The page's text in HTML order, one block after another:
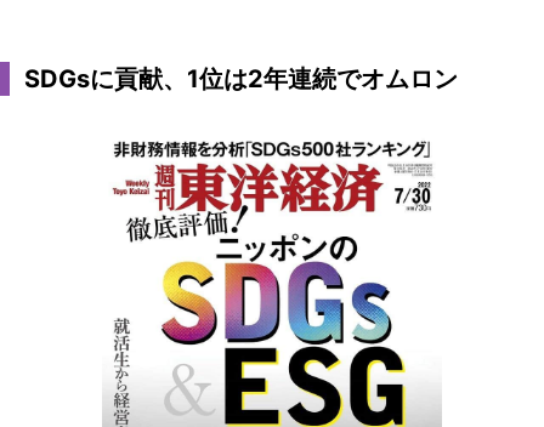
SDGsに貢献、1位は2年連続でオムロン